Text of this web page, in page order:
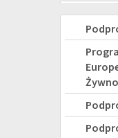
nowe
Program
Fundusze
na
Pomoc